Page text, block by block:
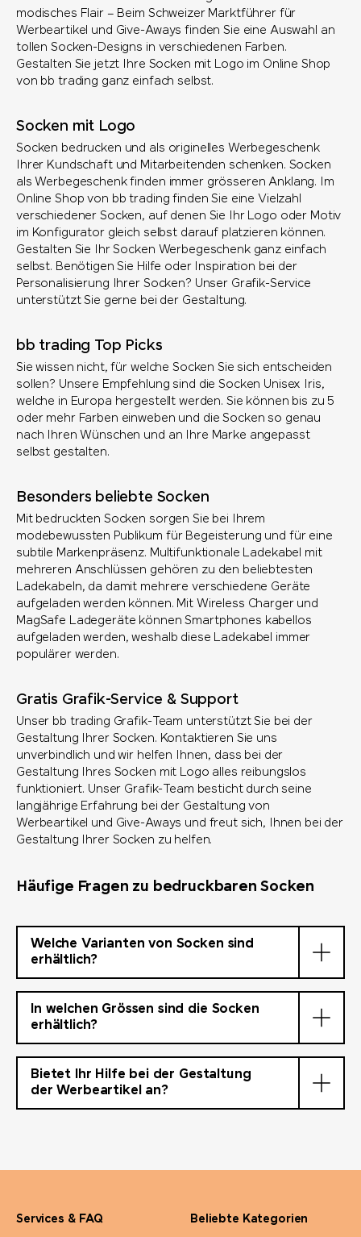
modisches Flair – Beim Schweizer Marktführer für
Werbeartikel und Give-Aways finden Sie eine Auswahl an
tollen Socken-Designs in verschiedenen Farben.
Gestalten Sie jetzt Ihre Socken mit Logo im Online Shop
von bb trading ganz einfach selbst.
Socken mit Logo
Socken bedrucken und als originelles Werbegeschenk
Ihrer Kundschaft und Mitarbeitenden schenken. Socken
als Werbegeschenk finden immer grösseren Anklang. Im
Online Shop von bb trading finden Sie eine Vielzahl
verschiedener Socken, auf denen Sie Ihr Logo oder Motiv
im Konfigurator gleich selbst darauf platzieren können.
Gestalten Sie Ihr Socken Werbegeschenk ganz einfach
selbst. Benötigen Sie Hilfe oder Inspiration bei der
Personalisierung Ihrer Socken? Unser Grafik-Service
unterstützt Sie gerne bei der Gestaltung.
bb trading Top Picks
Sie wissen nicht, für welche Socken Sie sich entscheiden
sollen? Unsere Empfehlung sind die Socken Unisex Iris,
welche in Europa hergestellt werden. Sie können bis zu 5
oder mehr Farben einweben und die Socken so genau
nach Ihren Wünschen und an Ihre Marke angepasst
selbst gestalten.
Besonders beliebte Socken
Mit bedruckten Socken sorgen Sie bei Ihrem
modebewussten Publikum für Begeisterung und für eine
subtile Markenpräsenz. Multifunktionale Ladekabel mit
mehreren Anschlüssen gehören zu den beliebtesten
Ladekabeln, da damit mehrere verschiedene Geräte
aufgeladen werden können. Mit Wireless Charger und
MagSafe Ladegeräte können Smartphones kabellos
aufgeladen werden, weshalb diese Ladekabel immer
populärer werden.
Gratis Grafik-Service & Support
Unser bb trading Grafik-Team unterstützt Sie bei der
Gestaltung Ihrer Socken. Kontaktieren Sie uns
unverbindlich und wir helfen Ihnen, dass bei der
Gestaltung Ihres Socken mit Logo alles reibungslos
funktioniert. Unser Grafik-Team besticht durch seine
langjährige Erfahrung bei der Gestaltung von
Werbeartikel und Give-Aways und freut sich, Ihnen bei der
Gestaltung Ihrer Socken zu helfen.
Häufige Fragen zu bedruckbaren Socken
Welche Varianten von Socken sind
erhältlich?
In welchen Grössen sind die Socken
erhältlich?
Bietet Ihr Hilfe bei der Gestaltung
der Werbeartikel an?
Services & FAQ
Beliebte Kategorien